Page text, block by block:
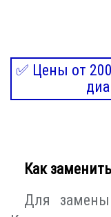
✅ Цены от
Как
Для